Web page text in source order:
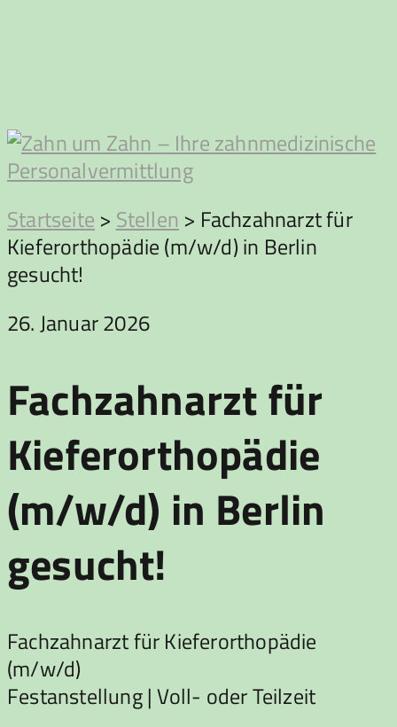
Zahn
um
Zahn
Startseite > Stellen > Fachzahnarzt für
Kieferorthopädie (m/w/d) in Berlin
gesucht!
26. Januar 2026
Fachzahnarzt für
Kieferorthopädie
(m/w/d) in Berlin
gesucht!
Fachzahnarzt für Kieferorthopädie
(m/w/d)
Festanstellung | Voll- oder Teilzeit